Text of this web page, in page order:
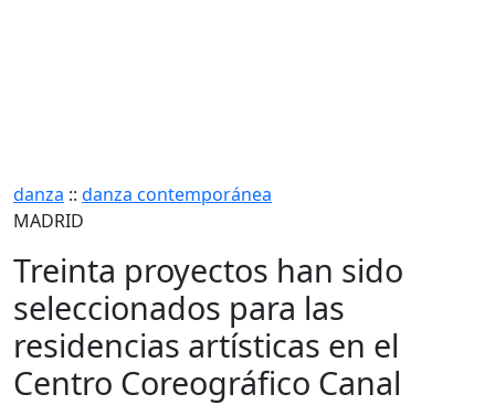
danza :: danza contemporánea
MADRID
Treinta proyectos han sido
seleccionados para las
residencias artísticas en el
Centro Coreográfico Canal